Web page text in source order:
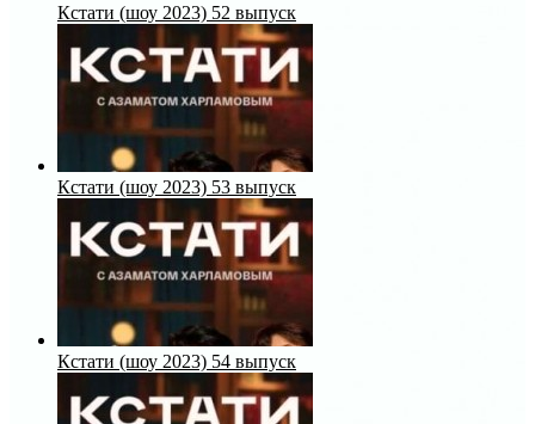
Кстати (шоу 2023) 52 выпуск
Кстати (шоу 2023) 53 выпуск
Кстати (шоу 2023) 54 выпуск